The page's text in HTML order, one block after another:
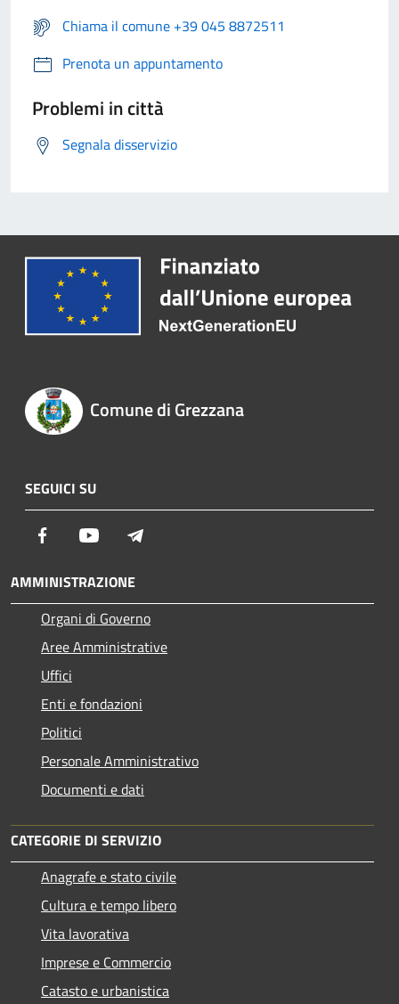
Chiama il comune +39 045 8872511
Prenota un appuntamento
Problemi in città
Segnala disservizio
Comune di Grezzana
SEGUICI SU
Facebook Youtube
AMMINISTRAZIONE
Organi di Governo
Aree Amministrative
Uffici
Enti e fondazioni
Politici
Personale Amministrativo
Documenti e dati
CATEGORIE DI SERVIZIO
Anagrafe e stato civile
Cultura e tempo libero
Vita lavorativa
Imprese e Commercio
Catasto e urbanistica